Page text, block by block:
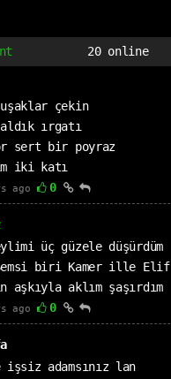
20online
çekin
aldık ırgatı
sert bir poyraz
iki katı
ago 0
üç güzele düşürdüm
biri Kamer ille Elif
aşkıyla aklım şaşırdım
ago 0
işsiz adamsınız lan